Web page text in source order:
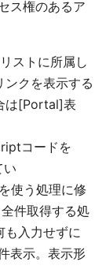
ス権のあるア
ストに所属し
ンクを表示する
は[Portal]表
コードを
い
使う処理に修
件取得する処
も入力せずに
表示。表示形